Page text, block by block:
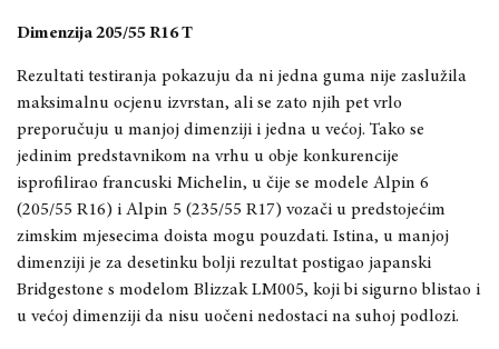
Dimenzija 205/55 R16 T
Rezultati testiranja pokazuju da ni jedna guma nije zaslužila
maksimalnu ocjenu izvrstan, ali se zato njih pet vrlo
preporučuju u manjoj dimenziji i jedna u većoj. Tako se
jedinim predstavnikom na vrhu u obje konkurencije
isprofilirao francuski Michelin, u čije se modele Alpin 6
(205/55 R16) i Alpin 5 (235/55 R17) vozači u predstojećim
zimskim mjesecima doista mogu pouzdati. Istina, u manjoj
dimenziji je za desetinku bolji rezultat postigao japanski
Bridgestone s modelom Blizzak LM005, koji bi sigurno blistao i
u većoj dimenziji da nisu uočeni nedostaci na suhoj podlozi.